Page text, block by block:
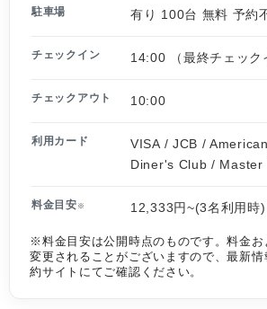
駐車場 有り 100台 無料 予約
チェックイン 14:00 （最終チェック
チェックアウト 10:00
利用カード
VISA / JCB /
Diner's Club / Master
料金目安 ※ 12,333円~(3名利用時)
※料金目安は公開時点のものです。料金お
変更されることがございますので、最新
約サイトにてご確認ください。